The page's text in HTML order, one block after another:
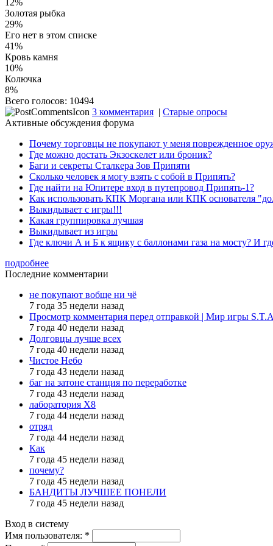
Золотая рыбка
29%
Его нет в этом списке
41%
Кровь камня
10%
Колючка
8%
Всего голосов: 10494
3 комментария | Старые опросы
Активные обсуждения форума
Почему торговцы не покупают у меня поврежденное
Где можно достать Экзоскелет или броник?
Баги и секреты Cталкера Зов Припяти
Сколько человек я могу взять с собой в Припять?
Где найти на Юпитере вход в путепровод Припять-1?
Как использовать КПК Моргана или КПК основателя
Выкидывает с игры!!!
Какая группировка лучшая
Выкидывает из игры
Где ключи А и Б к ящику с баллонами газа на мосту? И
подробнее
Последние комментарии
не покупают вобще ни чё
7 года 35 недели назад
Просмотр комментария перед отправкой | Мир игры
7 года 40 недели назад
Долговцы лучше всех
7 года 40 недели назад
Чистое Небо
7 года 43 недели назад
баг на затоне станция по переработке
7 года 43 недели назад
лаборатория X8
7 года 44 недели назад
отряд
7 года 44 недели назад
Как
7 года 45 недели назад
почему?
7 года 45 недели назад
БАНДИТЫ ЛУЧШЕЕ ПОНЕЛИ
7 года 45 недели назад
Вход в систему
Имя пользователя: *